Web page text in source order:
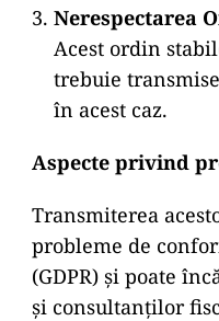
Nerespectarea
Acest ordin
trebuie
în acest caz.
Aspecte privind
Transmiterea
probleme de
(GDPR) și poate
și consultanților